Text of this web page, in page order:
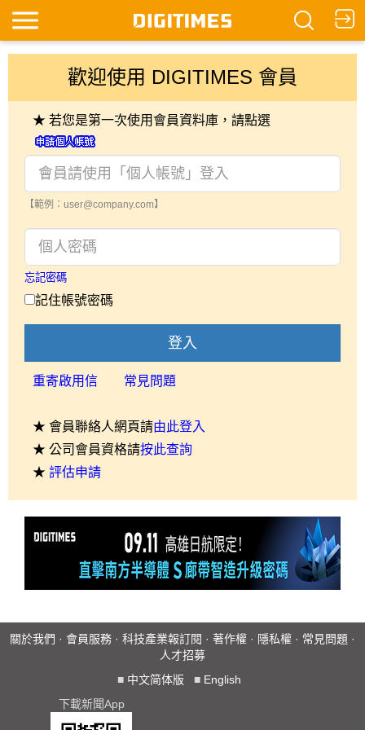
歡迎使用 DIGITIMES 會員
★ 若您是第一次使用會員資料庫，請點選
【範例：user@company.com】
忘記密碼
記住帳號密碼
登入
重寄啟用信 常見問題
★ 會員聯絡人網頁請由此登入
★ 公司會員資格請按此查詢
★ 評估申請
關於我們 · 會員服務 · 科技產業報訂閱 · 著作權 · 隱私權 · 常見問題 ·
人才招募
■ 中文简体版 ■ English
下載新聞App